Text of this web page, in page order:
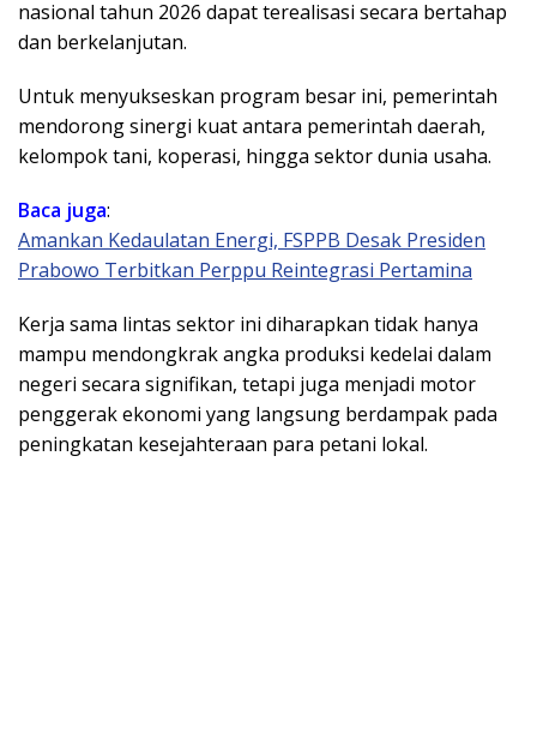
nasional tahun 2026 dapat terealisasi secara bertahap
dan berkelanjutan.
​Untuk menyukseskan program besar ini, pemerintah
mendorong sinergi kuat antara pemerintah daerah,
kelompok tani, koperasi, hingga sektor dunia usaha.
Baca juga:
Amankan Kedaulatan Energi, FSPPB Desak Presiden
Prabowo Terbitkan Perppu Reintegrasi Pertamina
Kerja sama lintas sektor ini diharapkan tidak hanya
mampu mendongkrak angka produksi kedelai dalam
negeri secara signifikan, tetapi juga menjadi motor
penggerak ekonomi yang langsung berdampak pada
peningkatan kesejahteraan para petani lokal.